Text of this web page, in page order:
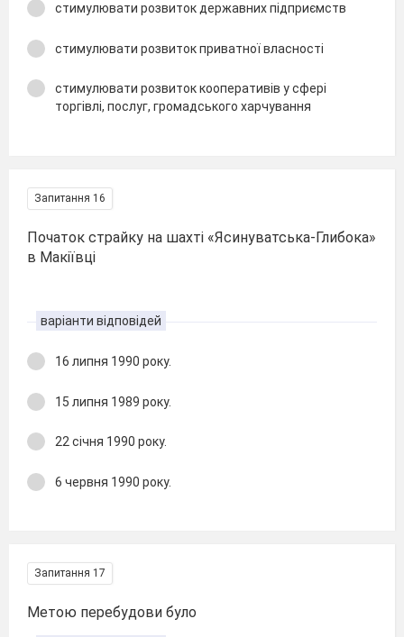
стимулювати розвиток державних підприємств
стимулювати розвиток приватної власності
стимулювати розвиток кооперативів у сфері
торгівлі, послуг, громадського харчування
Запитання 16
Початок страйку на шахті «Ясинуватська-Глибока»
в Макіївці
варіанти відповідей
16 липня 1990 року.
15 липня 1989 року.
22 січня 1990 року.
6 червня 1990 року.
Запитання 17
Метою перебудови було